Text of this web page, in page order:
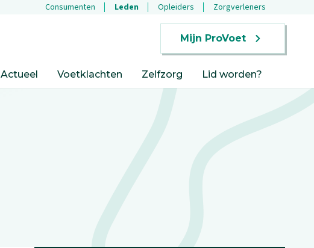
Consumenten Leden Opleiders Zorgverleners
Mijn ProVoet
Actueel Voetklachten Zelfzorg Lid worden?